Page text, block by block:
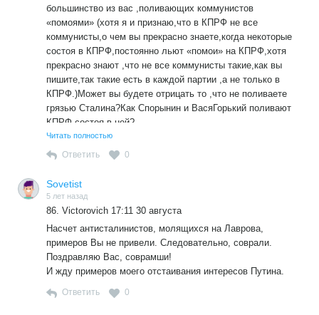
большинство из вас ,поливающих коммунистов
«помоями» (хотя я и признаю,что в КПРФ не все
коммунисты,о чем вы прекрасно знаете,когда некоторые
состоя в КПРФ,постоянно льют «помои» на КПРФ,хотя
прекрасно знают ,что не все коммунисты такие,как вы
пишите,так такие есть в каждой партии ,а не только в
КПРФ.)Может вы будете отрицать то ,что не поливаете
грязью Сталина?Как Спорынин и ВасяГорький поливают
КПРФ,состоя в ней?
Читать полностью
Ответить 0
Sovetist
5 лет назад
86. Victorovich 17:11 30 августа
Насчет антисталинистов, молящихся на Лаврова,
примеров Вы не привели. Следовательно, соврали.
Поздравляю Вас, соврамши!
И жду примеров моего отстаивания интересов Путина.
Ответить 0